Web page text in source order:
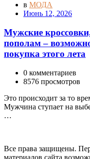
в МОДА
Июнь 12, 2026
Мужские
пополам –
покупка этого лета
0 комментариев
8576 просмотров
Это происходит за то
Мужчина ступает на
…
Все права защищены.
материалов сайта